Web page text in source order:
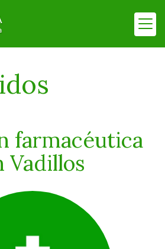
farmacéutica
Vadillos